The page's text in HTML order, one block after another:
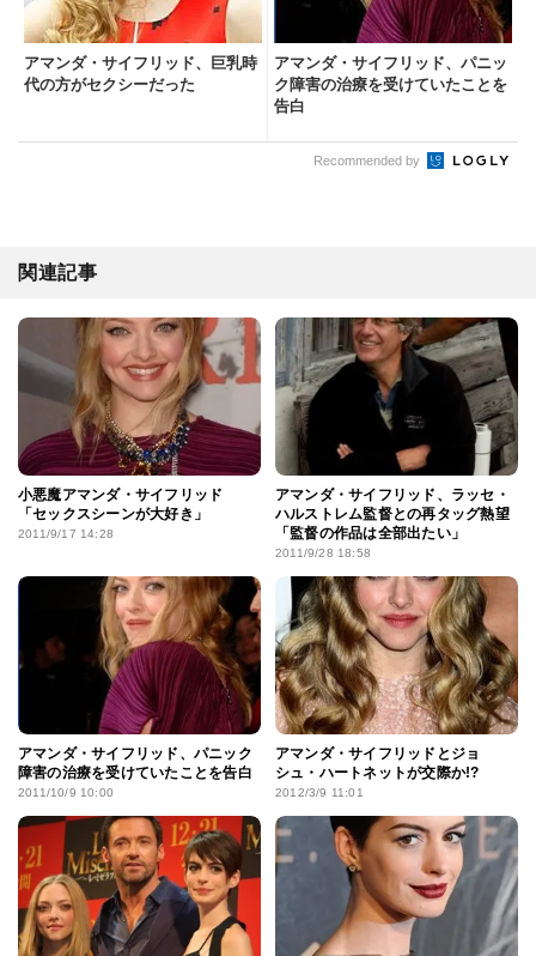
アマンダ・サイフリッド、巨乳時
代の方がセクシーだった
アマンダ・サイフリッド、パニッ
ク障害の治療を受けていたことを
告白
Recommended by
関連記事
小悪魔アマンダ・サイフリッド
「セックスシーンが大好き」
2011/9/17 14:28
アマンダ・サイフリッド、ラッセ・
ハルストレム監督との再タッグ熱望
「監督の作品は全部出たい」
2011/9/28 18:58
アマンダ・サイフリッド、パニック
障害の治療を受けていたことを告白
2011/10/9 10:00
アマンダ・サイフリッドとジョ
シュ・ハートネットが交際か!?
2012/3/9 11:01